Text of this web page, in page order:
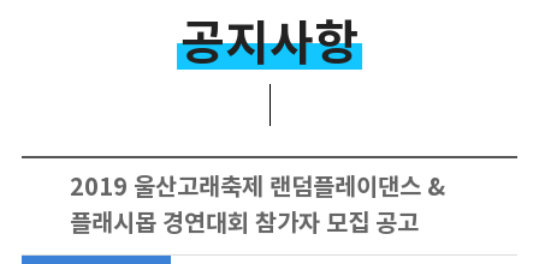
공지사항
2019 울산고래축제 랜덤플레이댄스 &
플래시몹 경연대회 참가자 모집 공고